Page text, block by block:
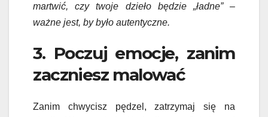
martwić, czy twoje dzieło będzie „ładne” –
ważne jest, by było autentyczne.
3. Poczuj emocje, zanim
zaczniesz malować
Zanim chwycisz pędzel, zatrzymaj się na